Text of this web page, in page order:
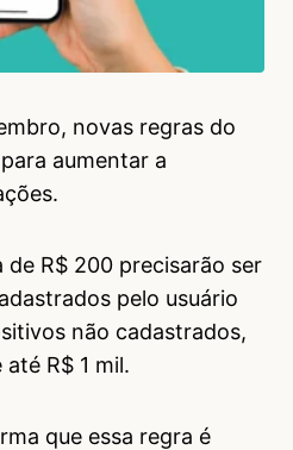
novas regras do
aumentar a
de R$ 200 precisarão ser
pelo usuário
não cadastrados,
R$ 1 mil.
que essa regra é